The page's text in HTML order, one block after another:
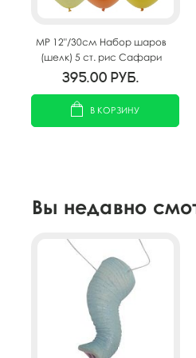
MP 12"/30см Набор шаров
(шелк) 5 ст. рис Сафари
25шт
395.00 руб.
В КОРЗИНУ
Вы недавно